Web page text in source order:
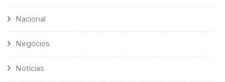
Nacional
Negócios
Notícias